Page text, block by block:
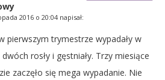
2016 o 20:04 napisał:
pierwszym trymestrze wypadały w
rosły i gęstniały. Trzy miesiące
zaczęło się mega wypadanie. Nie